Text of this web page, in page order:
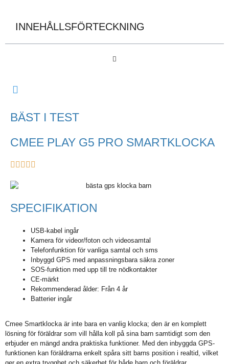
INNEHÅLLSFÖRTECKNING
BÄST I TEST
CMEE PLAY G5 PRO SMARTKLOCKA
SPECIFIKATION
USB-kabel ingår
Kamera för videor/foton och videosamtal
Telefonfunktion för vanliga samtal och sms
Inbyggd GPS med anpassningsbara säkra zoner
SOS-funktion med upp till tre nödkontakter
CE-märkt
Rekommenderad ålder: Från 4 år
Batterier ingår
Cmee Smartklocka är inte bara en vanlig klocka; den är en komplett
lösning för föräldrar som vill hålla koll på sina barn samtidigt som den
erbjuder en mängd andra praktiska funktioner. Med den inbyggda GPS-
funktionen kan föräldrarna enkelt spåra sitt barns position i realtid, vilket